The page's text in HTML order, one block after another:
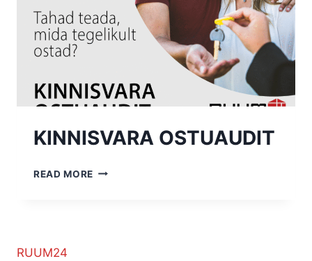
KINNISVARA OSTUAUDIT
READ MORE KINNISVARA
RUUM24